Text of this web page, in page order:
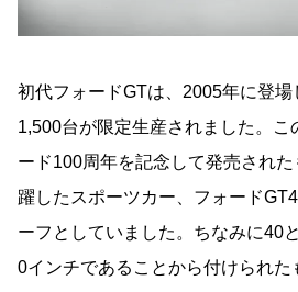
初代フォードGTは、2005年に登
1,500台が限定生産されました。こ
ード100周年を記念して発売され
躍したスポーツカー、フォード
ーフとしていました。ちなみに40
0インチであることから付けられた